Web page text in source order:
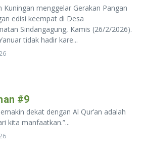
menggelar Gerakan Pangan
edisi keempat di Desa
Sindangagung, Kamis (26/2/2026).
tidak hadir kare...
#9
dekat dengan Al Qur’an adalah
kita manfaatkan.”...